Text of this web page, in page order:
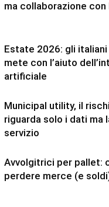
ma collaborazione con
Estate 2026: gli
mete con l’aiuto
artificiale
Municipal utility, il
riguarda solo i dati ma
servizio
Avvolgitrici per pallet:
perdere merce (e